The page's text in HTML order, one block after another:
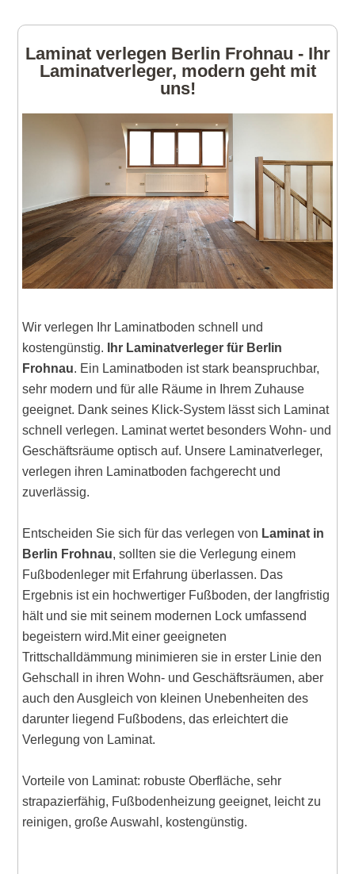
Laminat verlegen Berlin Frohnau - Ihr
Laminatverleger, modern geht mit
uns!
Wir verlegen Ihr Laminatboden schnell und
kostengünstig.
Ihr Laminatverleger für Berlin
Frohnau. Ein Laminatboden ist stark beanspruchbar,
sehr modern und für alle Räume in Ihrem Zuhause
geeignet. Dank seines Klick-System lässt sich Laminat
schnell verlegen. Laminat wertet besonders Wohn- und
Geschäftsräume optisch auf. Unsere Laminatverleger,
verlegen ihren Laminatboden fachgerecht und
zuverlässig.
Entscheiden Sie sich für das verlegen von Laminat in
Berlin Frohnau, sollten sie die Verlegung einem
Fußbodenleger mit Erfahrung überlassen. Das
Ergebnis ist ein hochwertiger Fußboden, der langfristig
hält und sie mit seinem modernen Lock umfassend
begeistern wird.Mit einer geeigneten
Trittschalldämmung minimieren sie in erster Linie den
Gehschall in ihren Wohn- und Geschäftsräumen, aber
auch den Ausgleich von kleinen Unebenheiten des
darunter liegend Fußbodens, das erleichtert die
Verlegung von Laminat.
Vorteile von Laminat: robuste Oberfläche, sehr
strapazierfähig, Fußbodenheizung geeignet, leicht zu
reinigen, große Auswahl, kostengünstig.